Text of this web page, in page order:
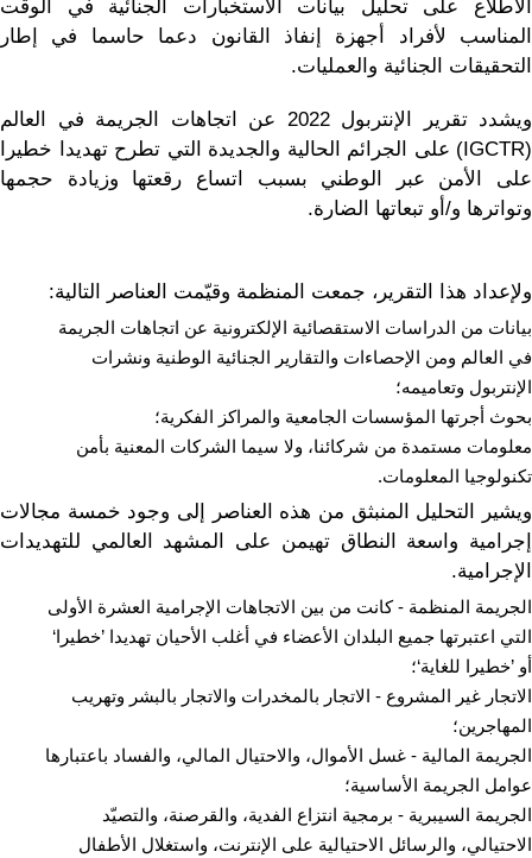
الاطلاع على تحليل بيانات الاستخبارات الجنائية في الوقت
المناسب لأفراد أجهزة إنفاذ القانون دعما حاسما في إطار
التحقيقات الجنائية والعمليات.
ويشدد تقرير الإنتربول 2022 عن اتجاهات الجريمة في العالم
(IGCTR) على الجرائم الحالية والجديدة التي تطرح تهديدا خطيرا
على الأمن عبر الوطني بسبب اتساع رقعتها وزيادة حجمها
وتواترها و/أو تبعاتها الضارة.
ولإعداد هذا التقرير، جمعت المنظمة وقيّمت العناصر التالية:
بيانات من الدراسات الاستقصائية الإلكترونية عن اتجاهات الجريمة
في العالم ومن الإحصاءات والتقارير الجنائية الوطنية ونشرات
الإنتربول وتعاميمه؛
بحوث أجرتها المؤسسات الجامعية والمراكز الفكرية؛
معلومات مستمدة من شركائنا، ولا سيما الشركات المعنية بأمن
تكنولوجيا المعلومات.
ويشير التحليل المنبثق من هذه العناصر إلى وجود خمسة مجالات
إجرامية واسعة النطاق تهيمن على المشهد العالمي للتهديدات
الإجرامية.
الجريمة المنظمة - كانت من بين الاتجاهات الإجرامية العشرة الأولى
التي اعتبرتها جميع البلدان الأعضاء في أغلب الأحيان تهديدا ’خطيرا‘
أو ’خطيرا للغاية‘؛
الاتجار غير المشروع - الاتجار بالمخدرات والاتجار بالبشر وتهريب
المهاجرين؛
الجريمة المالية - غسل الأموال، والاحتيال المالي، والفساد باعتبارها
عوامل الجريمة الأساسية؛
الجريمة السيبرية - برمجية انتزاع الفدية، والقرصنة، والتصيّد
الاحتيالي، والرسائل الاحتيالية على الإنترنت، واستغلال الأطفال